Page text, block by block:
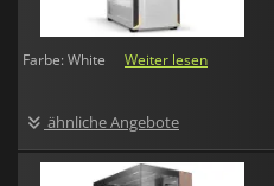
Farbe: White Weiter lesen
ähnliche Angebote